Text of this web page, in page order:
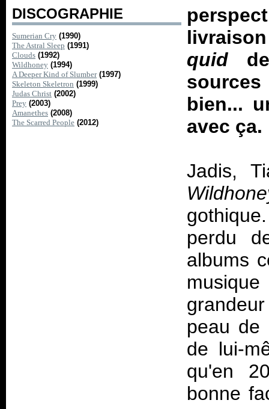
DISCOGRAPHIE
Sumerian Cry (1990)
The Astral Sleep (1991)
Clouds (1992)
Wildhoney (1994)
A Deeper Kind of Slumber (1997)
Skeleton Skeletron (1999)
Judas Christ (2002)
Prey (2003)
Amanethes (2008)
The Scarred People (2012)
quid
bien...
avec
Jadis,
perdu
albums
peau de
de lui-
qu'en
bonne